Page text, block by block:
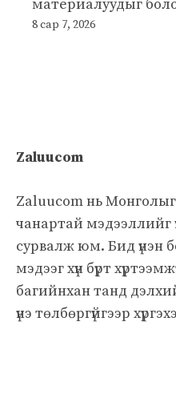
материалуудыг
8 сар 7, 2026
Zaluucom
Zaluucom нь
чанартай мэдээллийг
сурвалж юм. Бид үнэн
мэдээг хүн бүрт
багийнхан танд
үнэ төлбөргүйгээр